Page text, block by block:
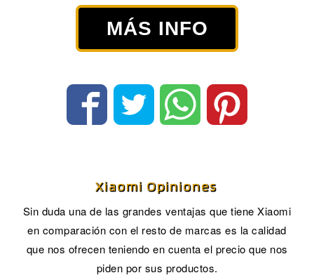
MÁS INFO
Xiaomi Opiniones
Sin duda una de las grandes ventajas que tiene Xiaomi
en comparación con el resto de marcas es la calidad
que nos ofrecen teniendo en cuenta el precio que nos
piden por sus productos.